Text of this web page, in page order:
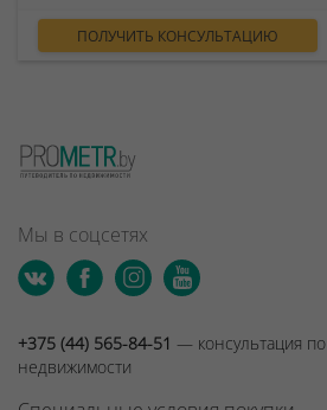
ПОЛУЧИТЬ КОНСУЛЬТАЦИЮ
Мы в соцсетях
+375 (44) 565-84-51 — консультация по
недвижимости